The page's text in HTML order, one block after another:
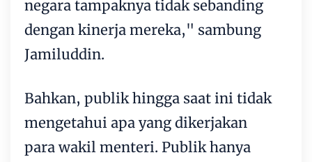
negara tampaknya tidak sebanding
dengan kinerja mereka," sambung
Jamiluddin.
Bahkan, publik hingga saat ini tidak
mengetahui apa yang dikerjakan
para wakil menteri. Publik hanya